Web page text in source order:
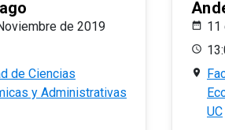
de 2019
de Ciencias
y Administrativas
11
UC